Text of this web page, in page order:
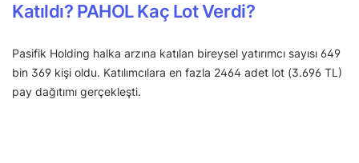
Katıldı? PAHOL Kaç Lot Verdi?
Pasifik Holding halka arzına katılan bireysel yatırımcı sayısı 649
bin 369 kişi oldu. Katılımcılara en fazla 2464 adet lot (3.696 TL)
pay dağıtımı gerçekleşti.